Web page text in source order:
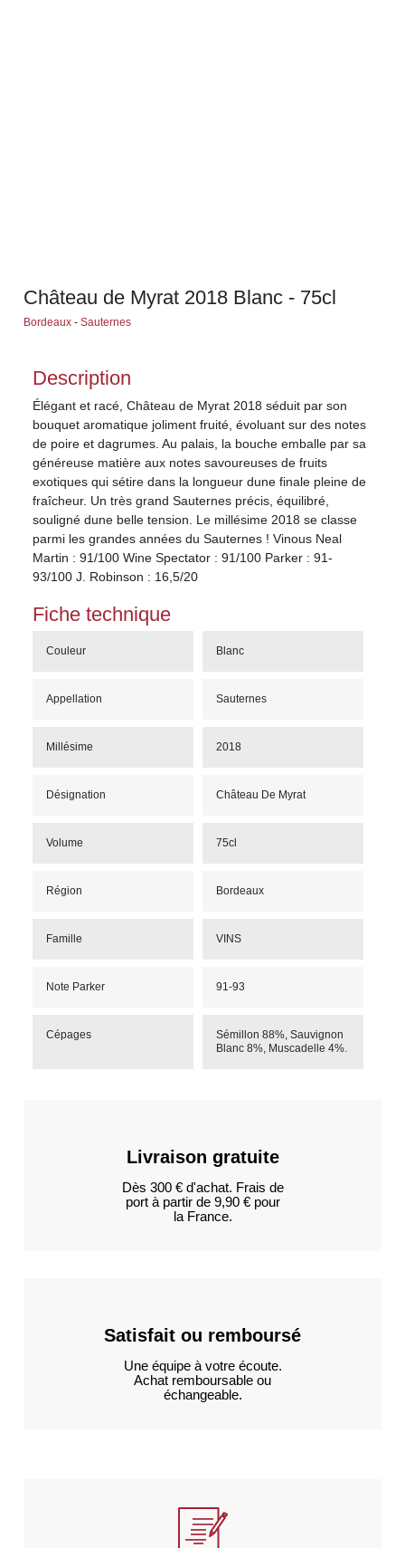
Château de Myrat 2018 Blanc - 75cl
Bordeaux -Sauternes
Description
Élégant et racé, Château de Myrat 2018 séduit par son
bouquet aromatique joliment fruité, évoluant sur des notes
de poire et dagrumes. Au palais, la bouche emballe par sa
généreuse matière aux notes savoureuses de fruits
exotiques qui sétire dans la longueur dune finale pleine de
fraîcheur. Un très grand Sauternes précis, équilibré,
souligné dune belle tension. Le millésime 2018 se classe
parmi les grandes années du Sauternes ! Vinous Neal
Martin : 91/100 Wine Spectator : 91/100 Parker : 91-
93/100 J. Robinson : 16,5/20
Fiche technique
Couleur Blanc
Appellation Sauternes
Millésime 2018
Désignation Château De Myrat
Volume 75cl
Région Bordeaux
Famille VINS
Note Parker 91-93
Cépages
Sémillon 88%, Sauvignon
Blanc 8%, Muscadelle 4%.
Livraison gratuite
Dès 300 € d'achat. Frais de
port à partir de 9,90 € pour
la France.
Satisfait ou remboursé
Une équipe à votre écoute.
Achat remboursable ou
échangeable.